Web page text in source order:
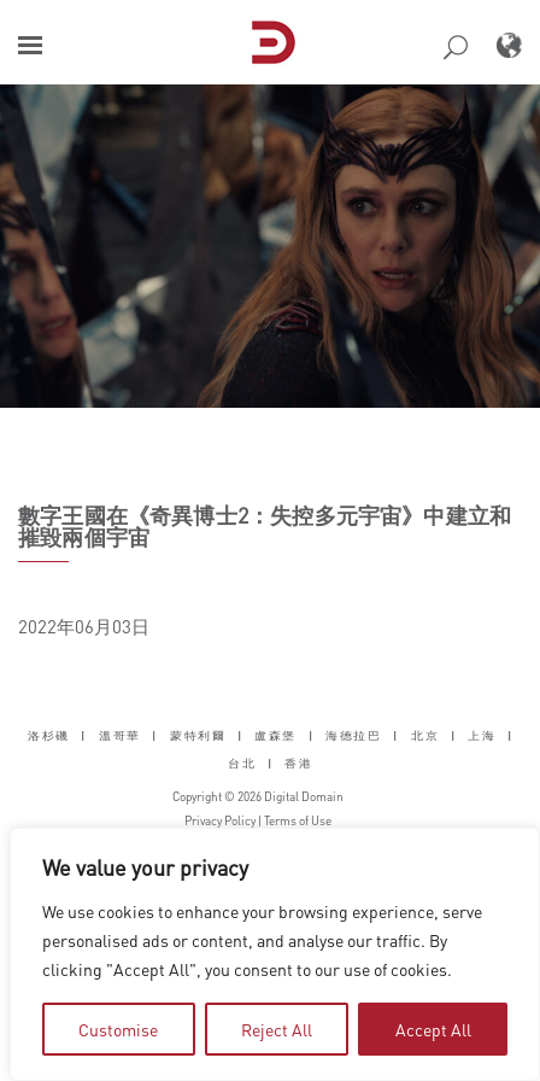
We value your privacy
We use cookies to enhance your browsing experience, serve
personalised ads or content, and analyse our traffic. By
clicking "Accept All", you consent to our use of cookies.
Customise Reject All Accept All
content
數字王國在《奇異博士2：失控多元宇宙》中建立和
摧毀兩個宇宙
2022年06月03日
洛杉磯 | 溫哥華 | 蒙特利爾 | 盧森堡 | 海德拉巴 | 北京 | 上海 |
台北 | 香港
Copyright © 2026 Digital Domain
Privacy Policy| Terms of Use